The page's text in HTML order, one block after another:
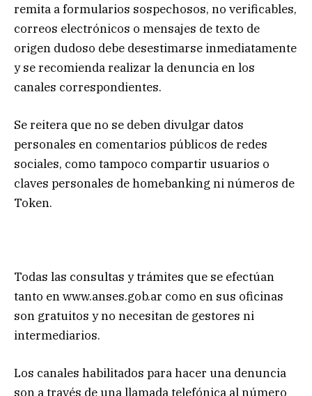
remita a formularios sospechosos, no verificables,
correos electrónicos o mensajes de texto de
origen dudoso debe desestimarse inmediatamente
y se recomienda realizar la denuncia en los
canales correspondientes.
Se reitera que no se deben divulgar datos
personales en comentarios públicos de redes
sociales, como tampoco compartir usuarios o
claves personales de homebanking ni números de
Token.
Todas las consultas y trámites que se efectúan
tanto en www.anses.gob.ar como en sus oficinas
son gratuitos y no necesitan de gestores ni
intermediarios.
Los canales habilitados para hacer una denuncia
son a través de una llamada telefónica al número